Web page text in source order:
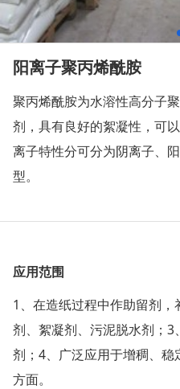
阳离子聚丙烯酰胺
聚丙烯酰胺为水溶性高分子
剂，具有良好的絮凝性，可
离子特性分可分为阴离子、
型。
应用范围
1、在造纸过程中作助留剂
剂、絮凝剂、污泥脱水剂；
剂；4、广泛应用于增稠、
方面。